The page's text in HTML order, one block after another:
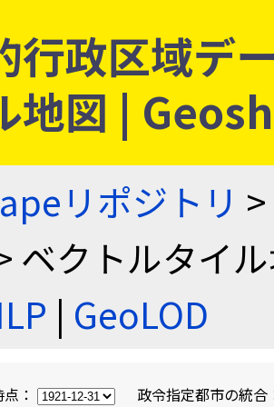
行政区域デ
地図 |
リポジトリ >
ベクトルタイ
| GeoLOD
： 政令指定都市の統